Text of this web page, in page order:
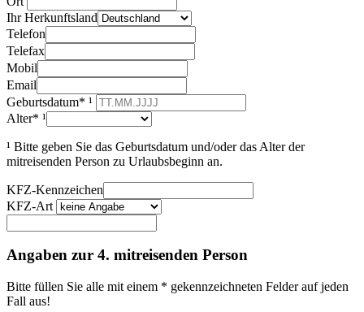
Ihr Herkunftsland
Telefon
Telefax
Mobil
Email
Geburtsdatum* ¹
Alter* ¹
¹ Bitte geben Sie das Geburtsdatum und/oder das Alter der
mitreisenden Person zu Urlaubsbeginn an.
KFZ-Kennzeichen
KFZ-Art
Angaben zur 4. mitreisenden Person
Bitte füllen Sie alle mit einem * gekennzeichneten Felder auf jeden
Fall aus!